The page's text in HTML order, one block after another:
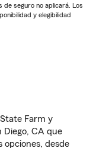
seguro no aplicará. Los
y elegibilidad
Farm y
Diego, CA que
opciones, desde